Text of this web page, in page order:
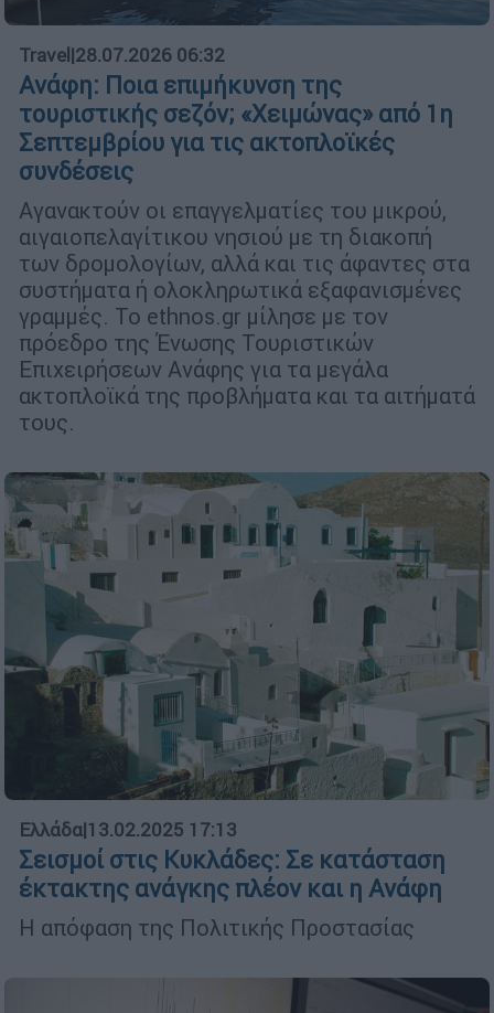
Travel |28.07.2026 06:32
Ανάφη: Ποια επιμήκυνση της
τουριστικής σεζόν; «Χειμώνας» από 1η
Σεπτεμβρίου για τις ακτοπλοϊκές
συνδέσεις
Αγανακτούν οι επαγγελματίες του μικρού,
αιγαιοπελαγίτικου νησιού με τη διακοπή
των δρομολογίων, αλλά και τις άφαντες στα
συστήματα ή ολοκληρωτικά εξαφανισμένες
γραμμές. Το ethnos.gr μίλησε με τον
πρόεδρο της Ένωσης Τουριστικών
Επιχειρήσεων Ανάφης για τα μεγάλα
ακτοπλοϊκά της προβλήματα και τα αιτήματά
τους.
Ελλάδα|13.02.2025 17:13
Σεισμοί στις Κυκλάδες: Σε κατάσταση
έκτακτης ανάγκης πλέον και η Ανάφη
Η απόφαση της Πολιτικής Προστασίας